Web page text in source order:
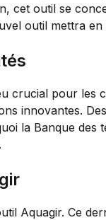
cet outil se
outil mettra
crucial pour
innovantes.
la Banque
Aquagir. Ce